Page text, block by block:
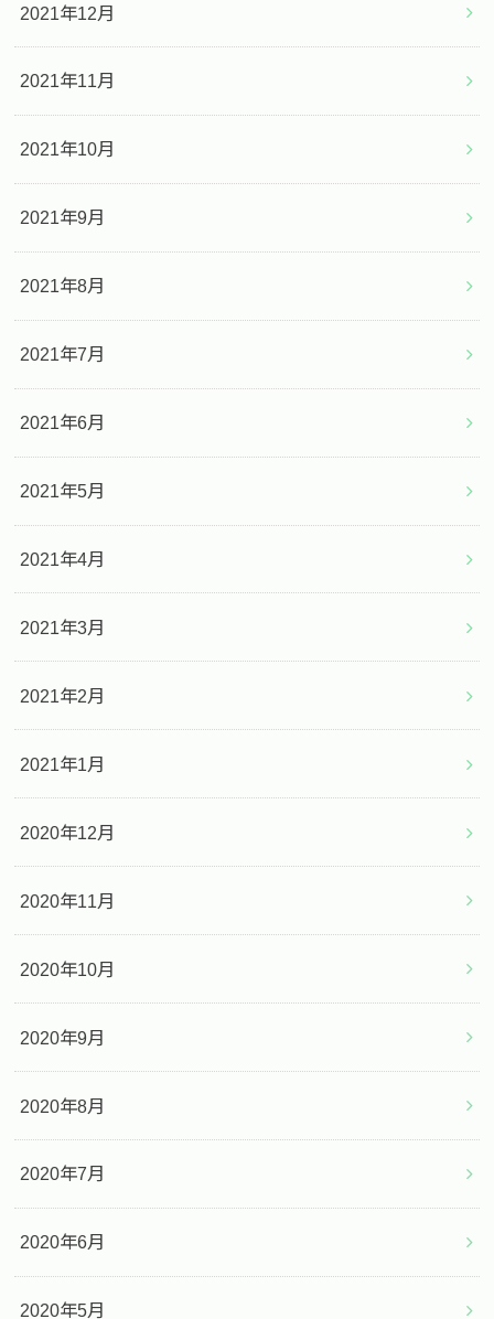
2021年12月
2021年11月
2021年10月
2021年9月
2021年8月
2021年7月
2021年6月
2021年5月
2021年4月
2021年3月
2021年2月
2021年1月
2020年12月
2020年11月
2020年10月
2020年9月
2020年8月
2020年7月
2020年6月
2020年5月